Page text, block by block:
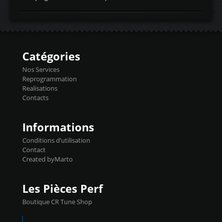
d'admissiontemp ex. pour atmo -30- 80°C
temperaturetemperature ldr moteurtemp
Injecteurs + Flashpro 1370€ TTC Le
précise et performante. Vous pourrez
basculer de la carto sans plomb à Ethanol à
l'aide du flashpro OPTION ECONOMIQUES
Reprog SP 98 sur le calculateur d'origine
450€ TTC Un gain d'environ 10cv et 15nm
Catégories
Nos Services
Reprogrammation
Realisations
Contacts
Informations
Conditions d’utilisation
Contact
Created byMarto
Les Pièces Perf
Boutique CR Tune Shop